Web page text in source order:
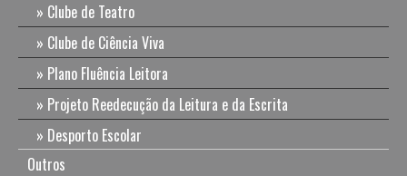
Clube de Teatro
Clube de Ciência Viva
Plano Fluência Leitora
Projeto Reedecução da Leitura e da Escrita
Desporto Escolar
Outros